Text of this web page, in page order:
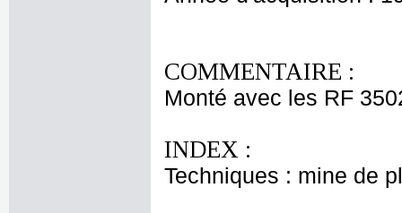
COMMENTAIRE :
Monté avec les RF
INDEX :
Techniques : mine de